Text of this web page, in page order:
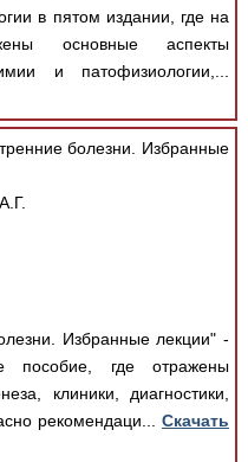
в пятом издании, где на
основные аспекты
и патофизиологии,...
болезни. Избранные
Избранные лекции" -
пособие, где отражены
клиники, диагностики,
рекомендаци...Скачать